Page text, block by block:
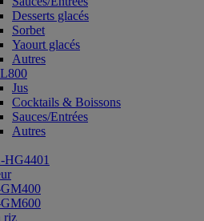
Desserts glacés
Sorbet
Yaourt glacés
Autres
Jus
Cocktails & Boissons
Sauces/Entrées
Autres
riz